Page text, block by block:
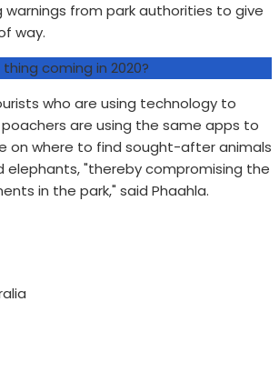
warnings from park authorities to give
way.
coming in 2020?
who are using technology to
are using the same apps to
on where to find sought-after animals
elephants, "thereby compromising the
in the park," said Phaahla.